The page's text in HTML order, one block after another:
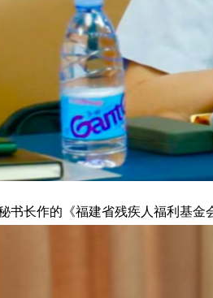
书长作的《福建省残疾人福利基金